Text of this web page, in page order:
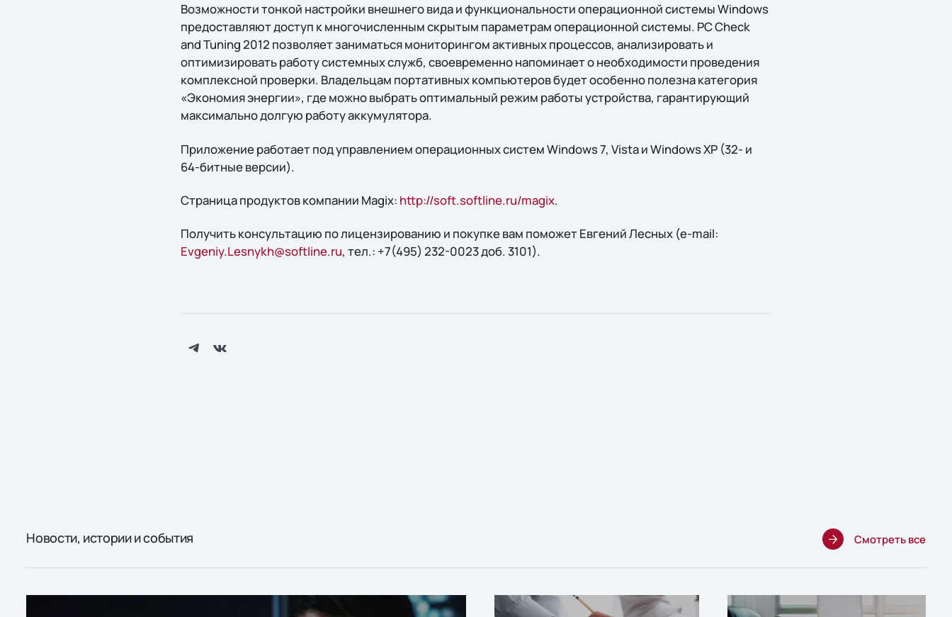
Возможности тонкой настройки внешнего вида и функциональности операционной системы Windows
предоставляют доступ к многочисленным скрытым параметрам операционной системы. PC Check
and Tuning 2012 позволяет заниматься мониторингом активных процессов, анализировать и
оптимизировать работу системных служб, своевременно напоминает о необходимости проведения
комплексной проверки. Владельцам портативных компьютеров будет особенно полезна категория
«Экономия энергии», где можно выбрать оптимальный режим работы устройства, гарантирующий
максимально долгую работу аккумулятора.
Приложение работает под управлением операционных систем Windows 7, Vista и Windows XP (32- и
64-битные версии).
Страница продуктов компании Magix: http://soft.softline.ru/magix.
Получить конcультацию по лицензированию и покупке вам поможет Евгений Лесных (e-mail:
Evgeniy.Lesnykh@softline.ru, тел.: +7(495) 232-0023 доб. 3101).
Новости, истории и события Смотреть все